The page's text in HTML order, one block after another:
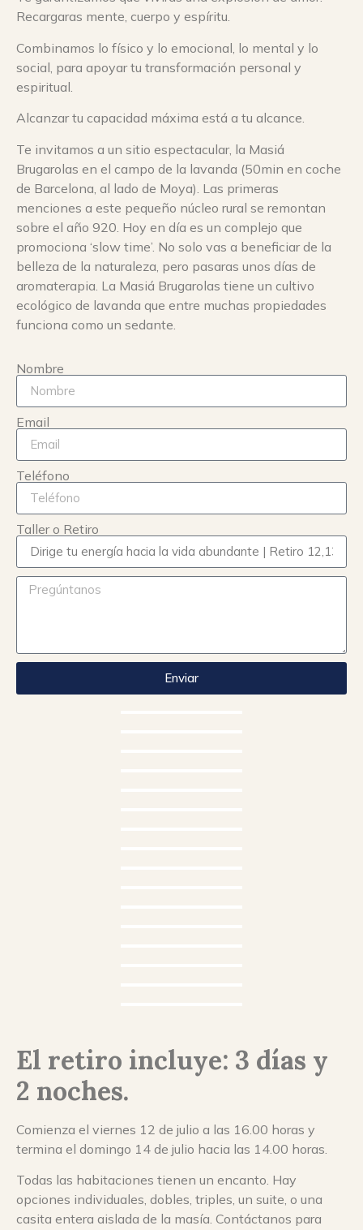
Recargaras mente, cuerpo y espíritu.
Combinamos lo físico y lo emocional, lo mental y lo
social, para apoyar tu transformación personal y
espiritual.
Alcanzar tu capacidad máxima está a tu alcance.
Te invitamos a un sitio espectacular, la Masiá
Brugarolas en el campo de la lavanda (50min en coche
de Barcelona, al lado de Moya). Las primeras
menciones a este pequeño núcleo rural se remontan
sobre el año 920. Hoy en día es un complejo que
promociona ‘slow time’. No solo vas a beneficiar de la
belleza de la naturaleza, pero pasaras unos días de
aromaterapia. La Masiá Brugarolas tiene un cultivo
ecológico de lavanda que entre muchas propiedades
funciona como un sedante.
Nombre
Email
Teléfono
Taller o Retiro
Enviar
El retiro incluye: 3 días y
2 noches.
Comienza el viernes 12 de julio a las 16.00 horas y
termina el domingo 14 de julio hacia las 14.00 horas.
Todas las habitaciones tienen un encanto. Hay
opciones individuales, dobles, triples, un suite, o una
casita entera aislada de la masía. Contáctanos para